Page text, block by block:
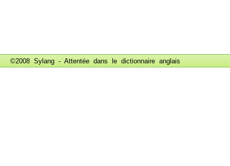
©2008 Sylang - Attentée dans le dictionnaire anglais